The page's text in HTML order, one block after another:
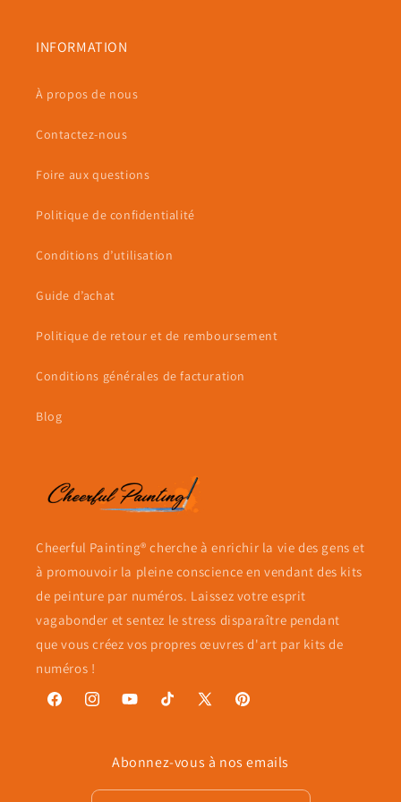
INFORMATION
À propos de nous
Contactez-nous
Foire aux questions
Politique de confidentialité
Conditions d’utilisation
Guide d’achat
Politique de retour et de remboursement
Conditions générales de facturation
Blog
Cheerful Painting® cherche à enrichir la vie des gens et
à promouvoir la pleine conscience en vendant des kits
de peinture par numéros. Laissez votre esprit
vagabonder et sentez le stress disparaître pendant
que vous créez vos propres œuvres d'art par kits de
numéros !
FacebookInstagramYouTubeTikTok
X
Pinterest
Abonnez-vous à nos emails